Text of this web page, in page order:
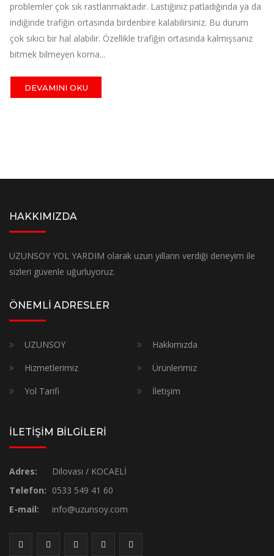
problemler çok sık rastlanmaktadır. Lastiğiniz patladığında ya da
indiğinde trafiğin ortasında birdenbire kalabilirsiniz. Bu durum
çok sıkıcı bir hal alabilir. Özellikle trafiğin ortasında kalmışsanız
bitmek bilmeyen korna...
DEVAMINI OKU
HAKKIMIZDA
UZUNSOY YOL YARDIM olarak uzun yılların verdiği deneyim ile
sizleri güvenle uğurluyoruz.
ÖNEMLİ ADRESLER
UZUNSOY
Hakkımızda
Hizmetlerimiz
Ürünlerimiz
Yol Tarifi
İletişim
İLETİŞİM BİLGİLERİ
Adres:
Dilovası / KOCAELİ
Telefon: 0533 549 41 60
E-mail:
info@uzunsoy.com